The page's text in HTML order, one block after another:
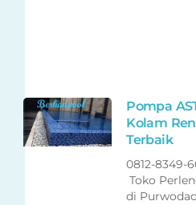
Pompa
Kolam
Terbaik
0812-8349-
Toko
di